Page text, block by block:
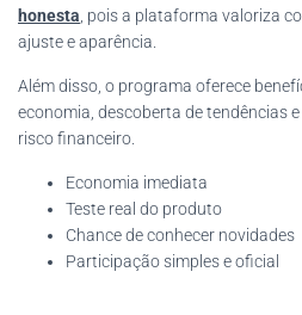
honesta , pois a plataforma valoriza
ajuste e aparência.
Além disso, o programa oferece
economia, descoberta de tendências
risco financeiro.
Economia imediata
Teste real do produto
Chance de conhecer novidades
Participação simples e oficial